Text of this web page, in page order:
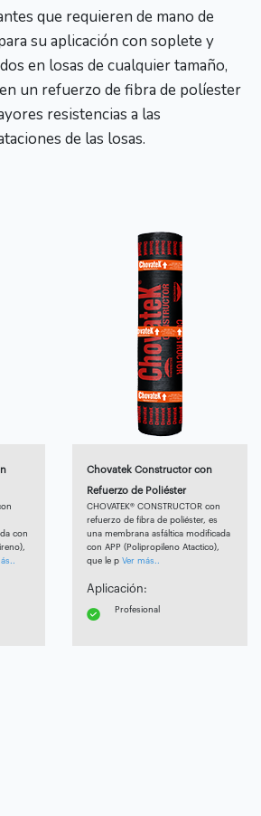
que requieren de mano de
su aplicación con soplete y
en losas de cualquier tamaño,
un refuerzo de fibra de políester
resistencias a las
de las losas.
con
Chovatek Constructor con
Refuerzo de Poliéster
CHOVATEK® CONSTRUCTOR con
refuerzo de fibra de poliéster, es
una membrana asfáltica modificada
con APP (Polipropileno Atactico),
que le p Ver más..
Aplicación:
Profesional